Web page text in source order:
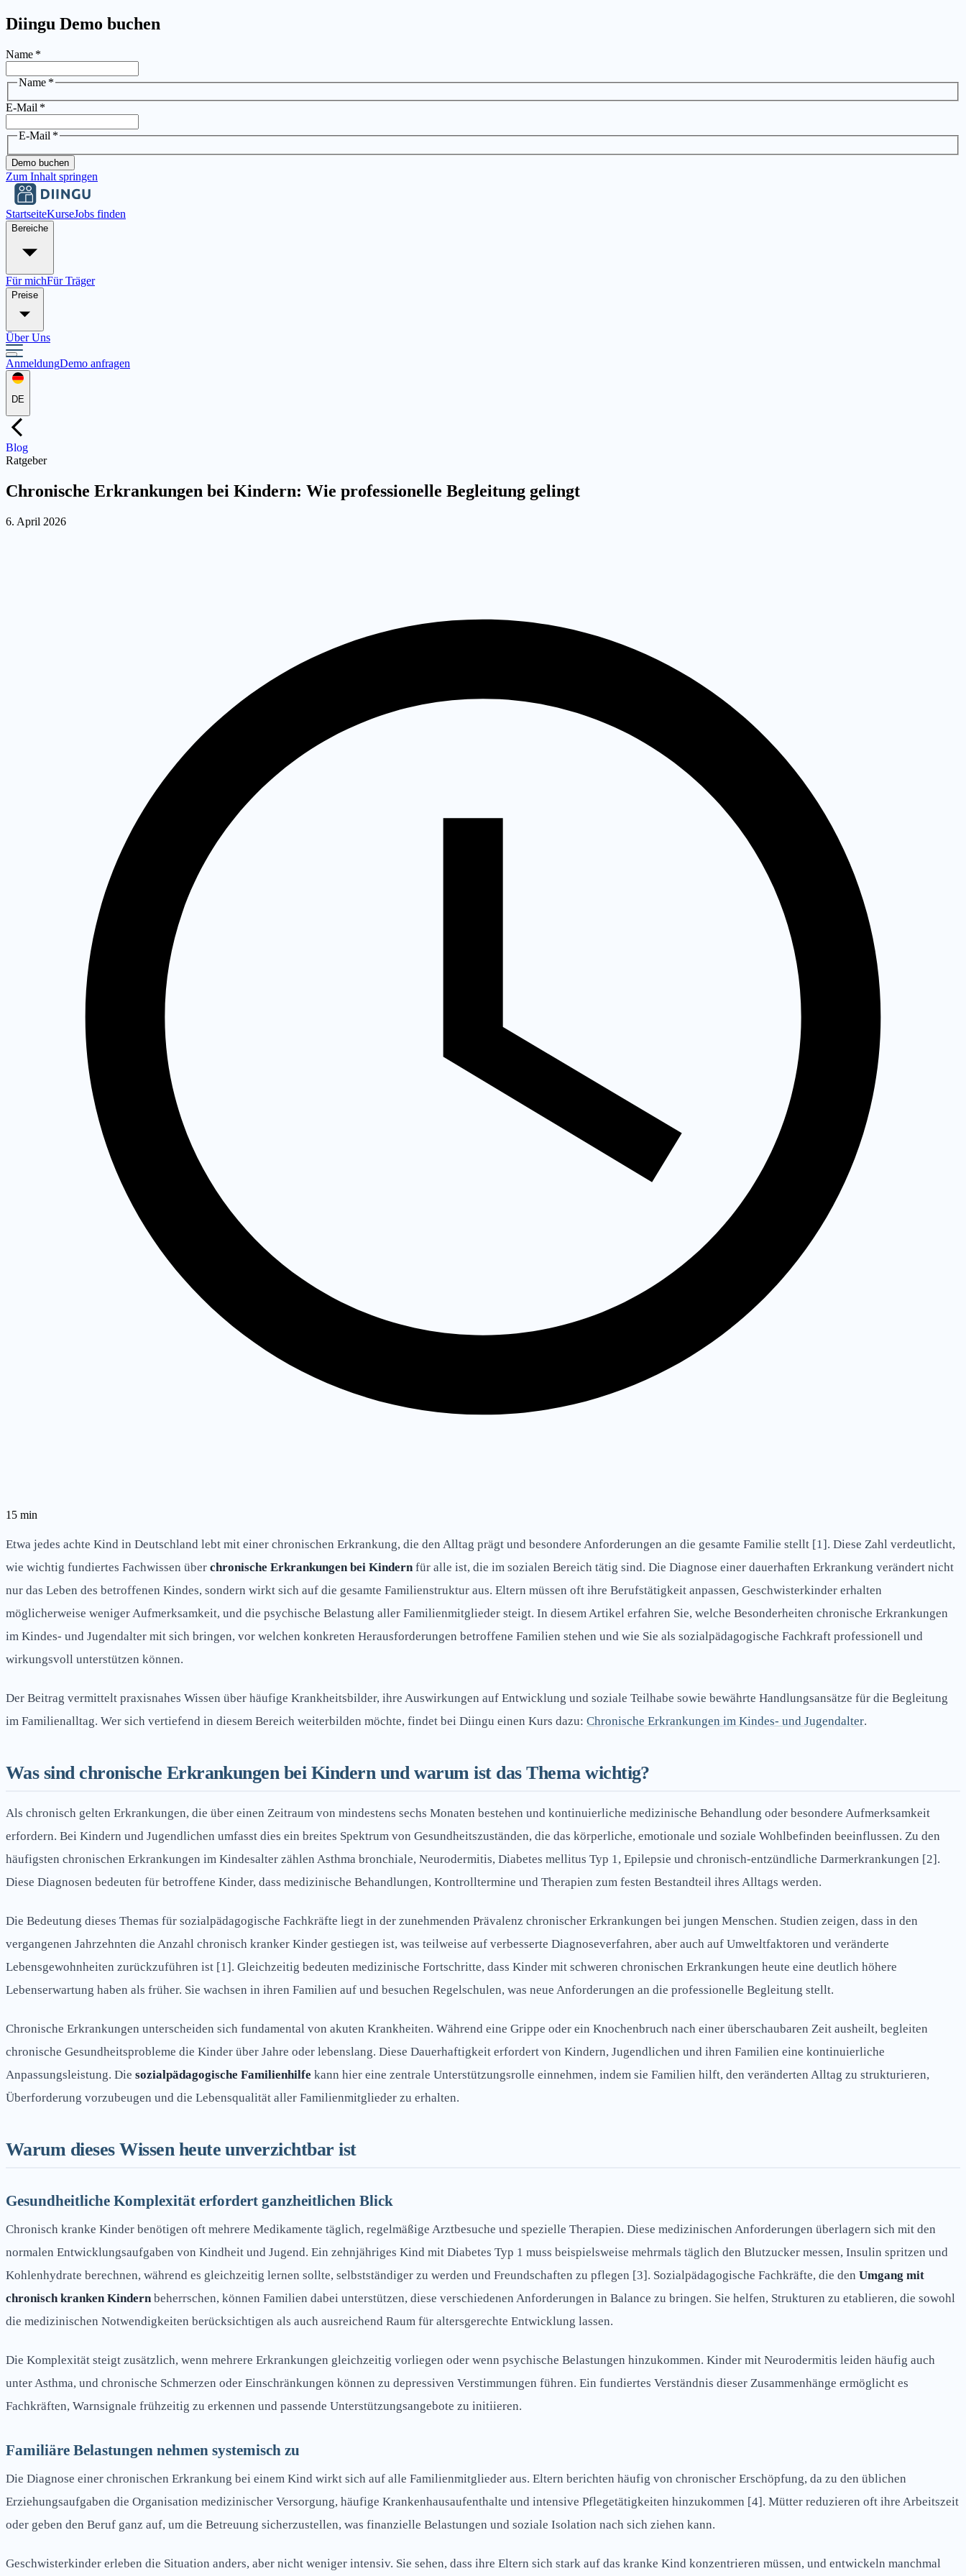
Diingu Demo buchen
Name *
Name *
E-Mail *
E-Mail *
Demo buchen
Zum Inhalt springen
StartseiteKurseJobs finden
Bereiche
Für michFür Träger
Preise
Über Uns
AnmeldungDemo anfragen
DE
Blog
Ratgeber
Chronische Erkrankungen bei Kindern: Wie professionelle Begleitung gelingt
6. April 2026
15 min
Etwa jedes achte Kind in Deutschland lebt mit einer chronischen Erkrankung, die den Alltag prägt und besondere Anforderungen an die gesamte Familie stellt [1]. Diese Zahl verdeutlicht,
wie wichtig fundiertes Fachwissen über chronische Erkrankungen bei Kindernfür alle ist, die im sozialen Bereich tätig sind. Die Diagnose einer dauerhaften Erkrankung verändert nicht
nur das Leben des betroffenen Kindes, sondern wirkt sich auf die gesamte Familienstruktur aus. Eltern müssen oft ihre Berufstätigkeit anpassen, Geschwisterkinder erhalten
möglicherweise weniger Aufmerksamkeit, und die psychische Belastung aller Familienmitglieder steigt. In diesem Artikel erfahren Sie, welche Besonderheiten chronische Erkrankungen
im Kindes- und Jugendalter mit sich bringen, vor welchen konkreten Herausforderungen betroffene Familien stehen und wie Sie als sozialpädagogische Fachkraft professionell und
wirkungsvoll unterstützen können.
Der Beitrag vermittelt praxisnahes Wissen über häufige Krankheitsbilder, ihre Auswirkungen auf Entwicklung und soziale Teilhabe sowie bewährte Handlungsansätze für die Begleitung
im Familienalltag. Wer sich vertiefend in diesem Bereich weiterbilden möchte, findet bei Diingu einen Kurs dazu: Chronische Erkrankungen im Kindes- und Jugendalter.
Was sind chronische Erkrankungen bei Kindern und warum ist das Thema wichtig?
Als chronisch gelten Erkrankungen, die über einen Zeitraum von mindestens sechs Monaten bestehen und kontinuierliche medizinische Behandlung oder besondere Aufmerksamkeit
erfordern. Bei Kindern und Jugendlichen umfasst dies ein breites Spektrum von Gesundheitszuständen, die das körperliche, emotionale und soziale Wohlbefinden beeinflussen. Zu den
häufigsten chronischen Erkrankungen im Kindesalter zählen Asthma bronchiale, Neurodermitis, Diabetes mellitus Typ 1, Epilepsie und chronisch-entzündliche Darmerkrankungen [2].
Diese Diagnosen bedeuten für betroffene Kinder, dass medizinische Behandlungen, Kontrolltermine und Therapien zum festen Bestandteil ihres Alltags werden.
Die Bedeutung dieses Themas für sozialpädagogische Fachkräfte liegt in der zunehmenden Prävalenz chronischer Erkrankungen bei jungen Menschen. Studien zeigen, dass in den
vergangenen Jahrzehnten die Anzahl chronisch kranker Kinder gestiegen ist, was teilweise auf verbesserte Diagnoseverfahren, aber auch auf Umweltfaktoren und veränderte
Lebensgewohnheiten zurückzuführen ist [1]. Gleichzeitig bedeuten medizinische Fortschritte, dass Kinder mit schweren chronischen Erkrankungen heute eine deutlich höhere
Lebenserwartung haben als früher. Sie wachsen in ihren Familien auf und besuchen Regelschulen, was neue Anforderungen an die professionelle Begleitung stellt.
Chronische Erkrankungen unterscheiden sich fundamental von akuten Krankheiten. Während eine Grippe oder ein Knochenbruch nach einer überschaubaren Zeit ausheilt, begleiten
chronische Gesundheitsprobleme die Kinder über Jahre oder lebenslang. Diese Dauerhaftigkeit erfordert von Kindern, Jugendlichen und ihren Familien eine kontinuierliche
Anpassungsleistung. Die sozialpädagogische Familienhilfe kann hier eine zentrale Unterstützungsrolle einnehmen, indem sie Familien hilft, den veränderten Alltag zu strukturieren,
Überforderung vorzubeugen und die Lebensqualität aller Familienmitglieder zu erhalten.
Warum dieses Wissen heute unverzichtbar ist
Gesundheitliche Komplexität erfordert ganzheitlichen Blick
Chronisch kranke Kinder benötigen oft mehrere Medikamente täglich, regelmäßige Arztbesuche und spezielle Therapien. Diese medizinischen Anforderungen überlagern sich mit den
normalen Entwicklungsaufgaben von Kindheit und Jugend. Ein zehnjähriges Kind mit Diabetes Typ 1 muss beispielsweise mehrmals täglich den Blutzucker messen, Insulin spritzen und
Kohlenhydrate berechnen, während es gleichzeitig lernen sollte, selbstständiger zu werden und Freundschaften zu pflegen [3]. Sozialpädagogische Fachkräfte, die den Umgang mit
chronisch kranken Kindernbeherrschen, können Familien dabei unterstützen, diese verschiedenen Anforderungen in Balance zu bringen. Sie helfen, Strukturen zu etablieren, die sowohl
die medizinischen Notwendigkeiten berücksichtigen als auch ausreichend Raum für altersgerechte Entwicklung lassen.
Die Komplexität steigt zusätzlich, wenn mehrere Erkrankungen gleichzeitig vorliegen oder wenn psychische Belastungen hinzukommen. Kinder mit Neurodermitis leiden häufig auch
unter Asthma, und chronische Schmerzen oder Einschränkungen können zu depressiven Verstimmungen führen. Ein fundiertes Verständnis dieser Zusammenhänge ermöglicht es
Fachkräften, Warnsignale frühzeitig zu erkennen und passende Unterstützungsangebote zu initiieren.
Familiäre Belastungen nehmen systemisch zu
Die Diagnose einer chronischen Erkrankung bei einem Kind wirkt sich auf alle Familienmitglieder aus. Eltern berichten häufig von chronischer Erschöpfung, da zu den üblichen
Erziehungsaufgaben die Organisation medizinischer Versorgung, häufige Krankenhausaufenthalte und intensive Pflegetätigkeiten hinzukommen [4]. Mütter reduzieren oft ihre Arbeitszeit
oder geben den Beruf ganz auf, um die Betreuung sicherzustellen, was finanzielle Belastungen und soziale Isolation nach sich ziehen kann.
Geschwisterkinder erleben die Situation anders, aber nicht weniger intensiv. Sie sehen, dass ihre Eltern sich stark auf das kranke Kind konzentrieren müssen, und entwickeln manchmal